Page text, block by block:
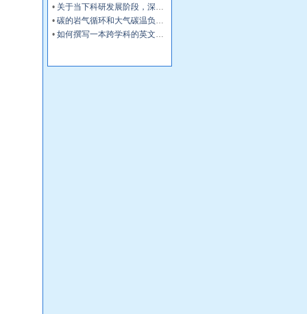
• 关于当下科研发展阶段，深耕学术交流内生价值的相关建议
• 碳的岩气循环和大气碳温负反馈调节机制
• 如何撰写一本跨学科的英文国际学术专著